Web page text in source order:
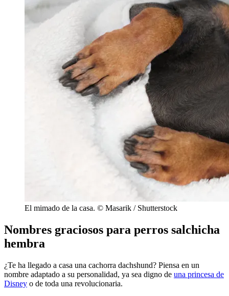
El mimado de la casa. © Masarik / Shutterstock
Nombres graciosos para perros salchicha
hembra
¿Te ha llegado a casa una cachorra dachshund? Piensa en un
nombre adaptado a su personalidad, ya sea digno de una princesa de
Disney o de toda una revolucionaria.